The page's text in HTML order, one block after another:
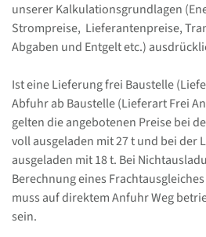
unserer Kalkulationsgrundlagen
Strompreise, Lieferantenpreise,
Abgaben und Entgelt etc.)
Ist eine Lieferung frei Baustelle
Abfuhr ab Baustelle (Lieferart Frei
gelten die angebotenen Preise bei
voll ausgeladen mit 27 t und bei der
ausgeladen mit 18 t. Bei
Berechnung eines
muss auf direktem Anfuhr Weg
sein.